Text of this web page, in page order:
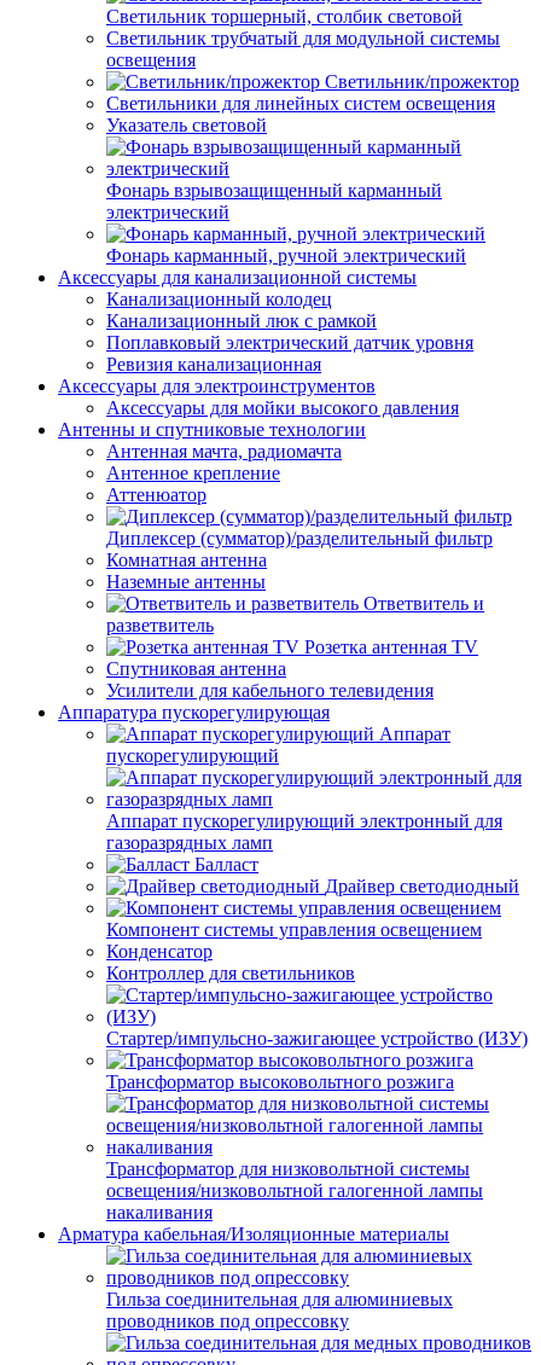
Светильник торшерный, столбик световой
Светильник трубчатый для модульной системы
освещения
Светильник/прожектор
Светильники для линейных систем освещения
Указатель световой
Фонарь взрывозащищенный карманный
электрический
Фонарь карманный, ручной электрический
Аксессуары для канализационной системы
Канализационный колодец
Канализационный люк с рамкой
Поплавковый электрический датчик уровня
Ревизия канализационная
Аксессуары для электроинструментов
Аксессуары для мойки высокого давления
Антенны и спутниковые технологии
Антенная мачта, радиомачта
Антенное крепление
Аттенюатор
Диплексер (сумматор)/разделительный фильтр
Комнатная антенна
Наземные антенны
Ответвитель и
разветвитель
Розетка антенная TV
Спутниковая антенна
Усилители для кабельного телевидения
Аппаратура пускорегулирующая
Аппарат
пускорегулирующий
Аппарат пускорегулирующий электронный для
газоразрядных ламп
Балласт
Драйвер светодиодный
Компонент системы управления освещением
Конденсатор
Контроллер для светильников
Стартер/импульсно-зажигающее устройство (ИЗУ)
Трансформатор высоковольтного розжига
Трансформатор для низковольтной системы
освещения/низковольтной галогенной лампы
накаливания
Арматура кабельная/Изоляционные материалы
Гильза соединительная для алюминиевых
проводников под опрессовку